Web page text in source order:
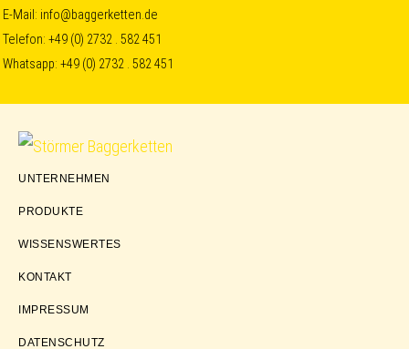
Skip
to
primary
navigation
Skip
to
content
Skip
to
E-Mail: info@baggerketten.de
Telefon:+49 (0) 2732 . 582 451
Whatsapp:+49 (0) 2732 . 582 451
Störmer
UNTERNEHMEN
PRODUKTE
WISSENSWERTES
KONTAKT
IMPRESSUM
DATENSCHUTZ